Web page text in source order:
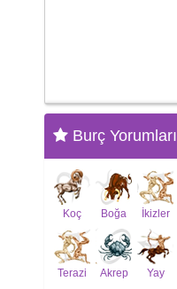
Burç Yorumları
Koç Boğa İkizler
Terazi Akrep Yay